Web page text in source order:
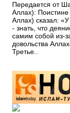
Передается от
Аллах):
Аллах) сказал:
- знать, что
самим собой из-
довольства
Третье..